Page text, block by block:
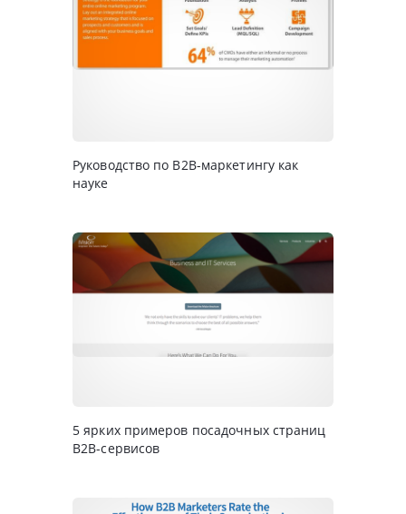
Руководство по B2B-маркетингу как
науке
5 ярких примеров посадочных страниц
B2B-сервисов